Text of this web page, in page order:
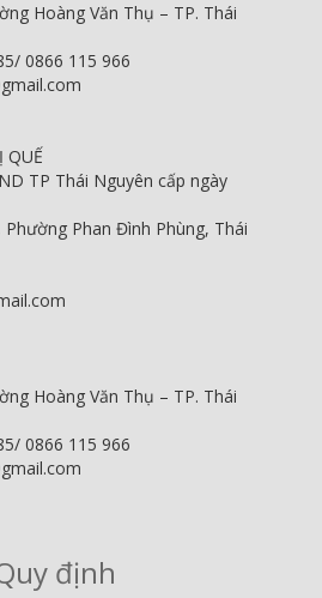
Hoàng Văn Thụ – TP. Thái
0866 115 966
QUẾ
TP Thái Nguyên cấp ngày
Phan Đình Phùng, Thái
Hoàng Văn Thụ – TP. Thái
0866 115 966
định